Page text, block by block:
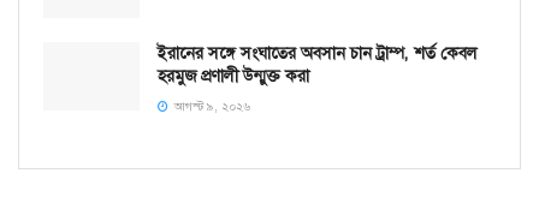
ইরানের সঙ্গে সংঘাতের অবসান চান ট্রাম্প, শর্ত কেবল
হরমুজ প্রণালী উন্মুক্ত করা
আগস্ট ৯, ২০২৬